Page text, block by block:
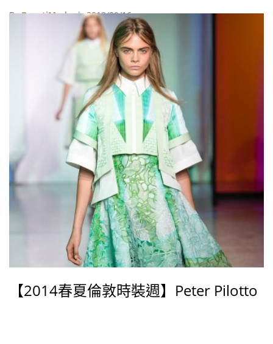
ByBeautiMode| 2013/09/16
【2014春夏倫敦時裝週】Peter Pilotto